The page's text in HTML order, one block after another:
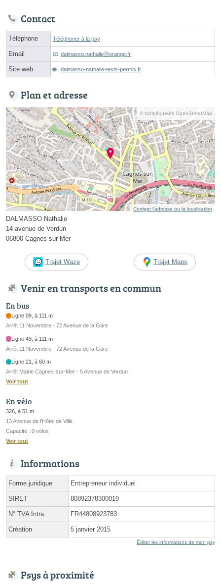
Contact
Téléphone Téléphoner à la psy
Email dalmasso.nathalieⓐorange.fr
Site web dalmasso-nathalie-tests-permis.fr
Plan et adresse
© contributeurs OpenStreetMap
Corriger l’adresse ou la localisation
DALMASSO Nathalie
14 avenue de Verdun
06800 Cagnes-sur-Mer
Trajet Waze Trajet Maps
Venir en transports en commun
En bus
Ligne 09, à 111 m
Arrêt 11 Novembre - 72 Avenue de la Gare
Ligne 49, à 111 m
Arrêt 11 Novembre - 72 Avenue de la Gare
Ligne 21, à 60 m
Arrêt Mairie Cagnes-sur-Mer - 5 Avenue de Verdun
Voir tout
En vélo
326, à 51 m
13 Avenue de l'Hôtel de Ville
Capacité : 0 vélos
Voir tout
Informations
Forme juridique Entrepreneur individuel
SIRET 80892378300019
N° TVA Intra. FR44808923783
Création 5 janvier 2015
Éditer les informations de mon psy
Psys à proximité